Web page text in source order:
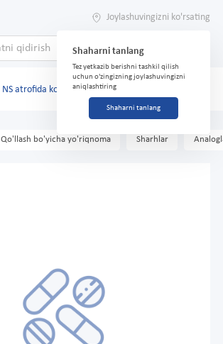
Joylashuvingizni ko'rsating
Shaharni tanlang
Tez yetkazib berishni tashkil qilish
uchun o'zingizning joylashuvingizni
aniqlashtiring
Shaharni tanlang
NS atrofida ko'z patchlari Porloq va tonus №60
Qo'llash bo'yicha yo'riqnoma Sharhlar